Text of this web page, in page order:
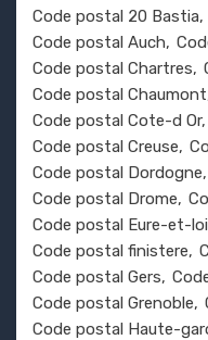
Code postal 20 Bastia
Code postal Auch
Code postal Chartres
Code postal Chaumont
Code postal Cote-d Or
Code postal Creuse
Code postal Dordogne
Code postal Drome
Code postal Eure-et-
Code postal finistere
Code postal Gers
Code postal Grenoble
Code postal Haute-